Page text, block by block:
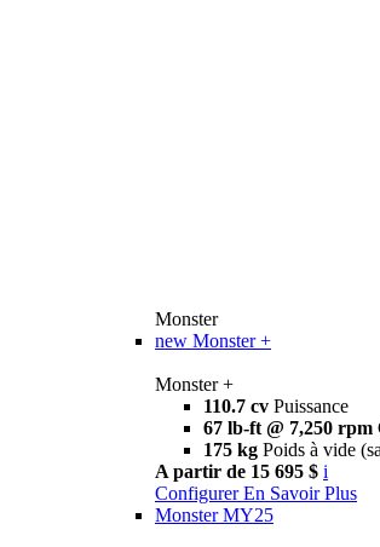
Monster
new Monster +
Monster +
110.7 cv Puissance
67 lb-ft @ 7,250 rpm
175 kg Poids à vide
A partir de 15 695 $ i
Configurer En Savoir Plus
Monster MY25